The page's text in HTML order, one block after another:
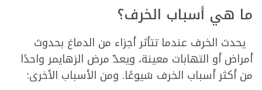
ما هي أسباب الخرف؟
يحدث الخرف عندما تتأثر أجزاء من الدماغ بحدوث
أمراض أو التهابات معينة، ويعدّ مرض الزهايمر واحدًا
من أكثر أسباب الخرف شيوعًا. ومن الأسباب الأخرى: